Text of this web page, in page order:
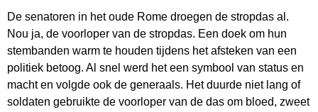
De senatoren in het oude Rome droegen de stropdas al.
Nou ja, de voorloper van de stropdas. Een doek om hun
stembanden warm te houden tijdens het afsteken van een
politiek betoog. Al snel werd het een symbool van status en
macht en volgde ook de generaals. Het duurde niet lang of
soldaten gebruikte de voorloper van de das om bloed, zweet